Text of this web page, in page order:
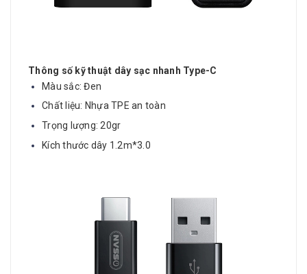
Thông số kỹ thuật dây sạc nhanh Type-C
Màu sắc: Đen
Chất liệu: Nhựa TPE an toàn
Trọng lượng: 20gr
Kích thước dây 1.2m*3.0